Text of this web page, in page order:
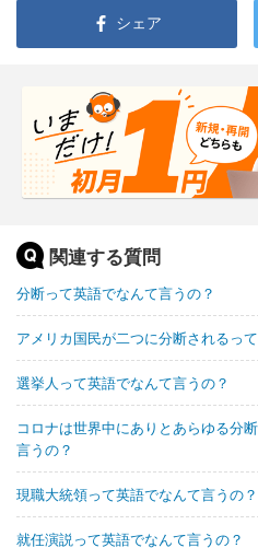
シェア
関連する質問
分断って英語でなんて言うの？
アメリカ国民が二つに分断されるっ
選挙人って英語でなんて言うの？
コロナは世界中にありとあらゆる分
言うの？
現職大統領って英語でなんて言うの？
就任演説って英語でなんて言うの？